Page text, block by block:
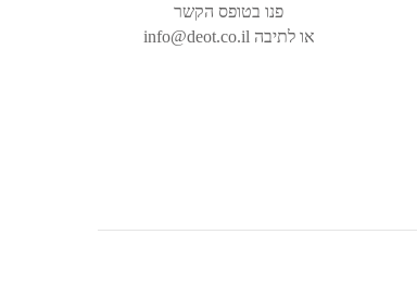
פנו בטופס הקשר
או לתיבה info@deot.co.il